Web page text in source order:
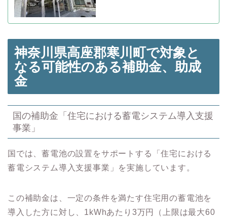
神奈川県高座郡寒川町で対象と
なる可能性のある補助金、助成
金
国の補助金「住宅における蓄電システム導入支援
事業」
国では、蓄電池の設置をサポートする「住宅における
蓄電システム導入支援事業」を実施しています。
この補助金は、一定の条件を満たす住宅用の蓄電池を
導入した方に対し、1kWhあたり3万円（上限は最大60